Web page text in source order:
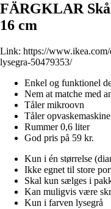
FÄRGKLAR
16 cm
Link: https://
lysegra-50479353/
Enkel og funktionel
Nem at matche med
Tåler mikroovn
Tåler opvaskemaskine
Rummer 0,6 liter
God pris på 59 kr.
Kun i én størrelse
Ikke egnet til store
Skal kun sælges i
Kan muligvis være
Kun i farven lysegrå